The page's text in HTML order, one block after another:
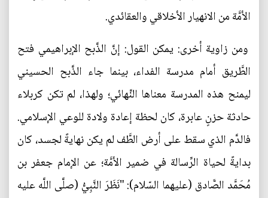
الأمَّة من الانهيار الأخلاقي والعقائدي.
ومن زاوية أخرى: يمكن القول: إنَّ الذَّبح الإبراهيمي فتح
الطَّريق أمام مدرسة الفداء، بينما جاء الذَّبح الحسيني
ليمنح هذه المدرسة معناها النِّهائي؛ ولهذا، لم تكن كربلاء
حادثة حزنٍ عابرة، كان لحظة إعادة ولادة للوعي الإسلامي.
فالدَّم الذي سقط على أرض الطَّف لم يكن نهايةً لجسد، كان
بدايةً لحياة الرِّسالة في ضمير الأمَّة؛ عن الإمام جعفر بن
مُحَمَّد الصَّادق (عليهما السّلام): "نَظَرَ النَّبِيُّ (صلَّى اللَّه عليه